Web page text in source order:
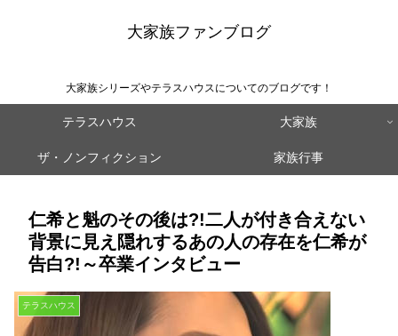
大家族ファンブログ
大家族シリーズやテラスハウスについてのブログです！
テラスハウス 大家族
ザ・ノンフィクション 家族行事
仁希と魁のその後は?!二人が付き合えない
背景に見え隠れするあの人の存在を仁希が
告白?!～卒業インタビュー
テラスハウス